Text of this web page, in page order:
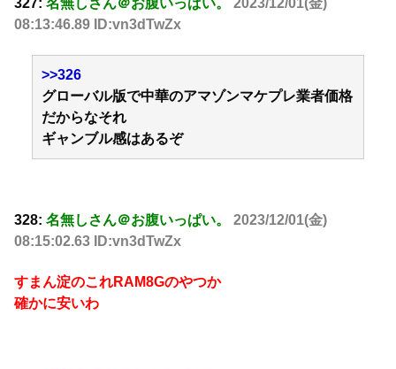
327: 名無しさん＠お腹いっぱい。
2023/12/01(金)
08:13:46.89 ID:vn3dTwZx
>>326
グローバル版で中華のアマゾンマケプレ業者価格
だからなそれ
ギャンブル感はあるぞ
328: 名無しさん＠お腹いっぱい。
2023/12/01(金)
08:15:02.63 ID:vn3dTwZx
すまん淀のこれRAM8Gのやつか
確かに安いわ